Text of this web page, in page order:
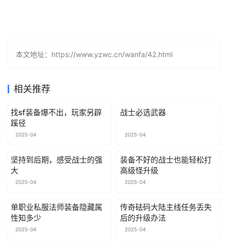
本文地址：https://www.yzwc.cn/wanfa/42.html
相关推荐
找sf装备爆不出，玩家另辟
蹊径
2025-04
战士必选武器
2025-04
坚持到后期，感受战士的强
大
2025-04
装备不好的战士也能轻松打
高级怪升级
2025-04
单职业私服法师装备隐藏属
性知多少
2025-04
传奇砝码大陆主线任务丢失
后的升级办法
2025-04